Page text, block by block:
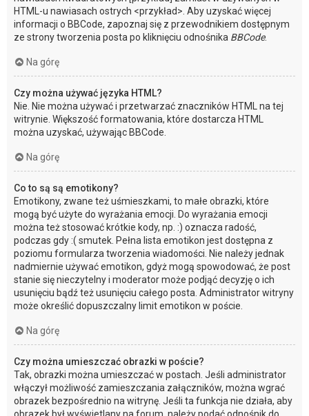
HTML-u nawiasach ostrych <przykład>. Aby uzyskać więcej
informacji o BBCode, zapoznaj się z przewodnikiem dostępnym
ze strony tworzenia posta po kliknięciu odnośnika BBCode.
Na górę
Czy można używać języka HTML?
Nie. Nie można używać i przetwarzać znaczników HTML na tej
witrynie. Większość formatowania, które dostarcza HTML
można uzyskać, używając BBCode.
Na górę
Co to są są emotikony?
Emotikony, zwane też uśmieszkami, to małe obrazki, które
mogą być użyte do wyrażania emocji. Do wyrażania emocji
można też stosować krótkie kody, np. :) oznacza radość,
podczas gdy :( smutek. Pełna lista emotikon jest dostępna z
poziomu formularza tworzenia wiadomości. Nie należy jednak
nadmiernie używać emotikon, gdyż mogą spowodować, że post
stanie się nieczytelny i moderator może podjąć decyzję o ich
usunięciu bądź też usunięciu całego posta. Administrator witryny
może określić dopuszczalny limit emotikon w poście.
Na górę
Czy można umieszczać obrazki w poście?
Tak, obrazki można umieszczać w postach. Jeśli administrator
włączył możliwość zamieszczania załączników, można wgrać
obrazek bezpośrednio na witrynę. Jeśli ta funkcja nie działa, aby